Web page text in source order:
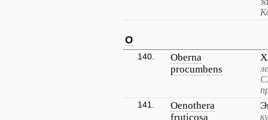
O
140.
Oberna
procumbens
141.
Oenothera
fruticosa